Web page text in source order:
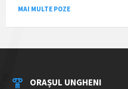
MAI MULTE POZE
ORAȘUL UNGHENI